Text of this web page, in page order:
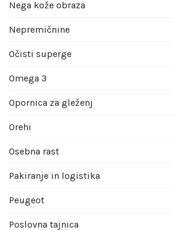
Nega kože obraza
Nepremičnine
Očisti superge
Omega 3
Opornica za gleženj
Orehi
Osebna rast
Pakiranje in logistika
Peugeot
Poslovna tajnica